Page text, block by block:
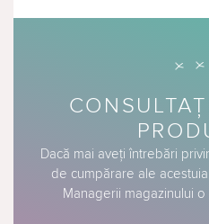
Dacă mai aveți întrebări
de cumpărare ale
Managerii magazinului